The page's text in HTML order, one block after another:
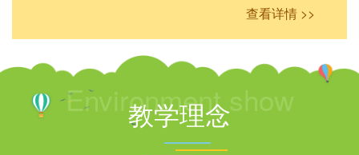
查看详情 >>
Environment show
教学理念